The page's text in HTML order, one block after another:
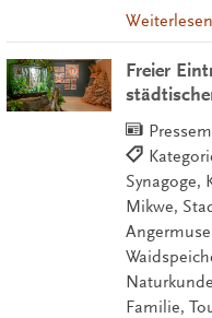
Weiterlesen
Freier
Synagoge,
Mikwe,
Familie,